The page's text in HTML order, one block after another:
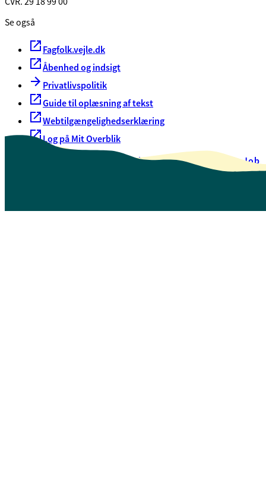
Se også
Fagfolk.vejle.dk
Åbenhed og indsigt
Privatlivspolitik
Guide til oplæsning af tekst
Webtilgængelighedserklæring
Log på Mit Overblik
Oversigt over selvbetjeningJob